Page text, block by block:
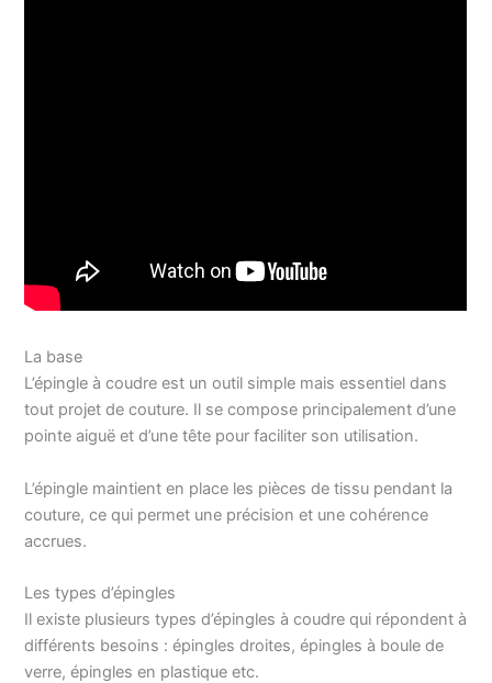
La base
L’épingle à coudre est un outil simple mais essentiel dans
tout projet de couture. Il se compose principalement d’une
pointe aiguë et d’une tête pour faciliter son utilisation.
L’épingle maintient en place les pièces de tissu pendant la
couture, ce qui permet une précision et une cohérence
accrues.
Les types d’épingles
Il existe plusieurs types d’épingles à coudre qui répondent à
différents besoins : épingles droites, épingles à boule de
verre, épingles en plastique etc.